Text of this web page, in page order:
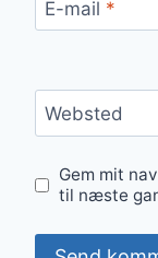
E-mail *
Websted
Gem mit
til næste